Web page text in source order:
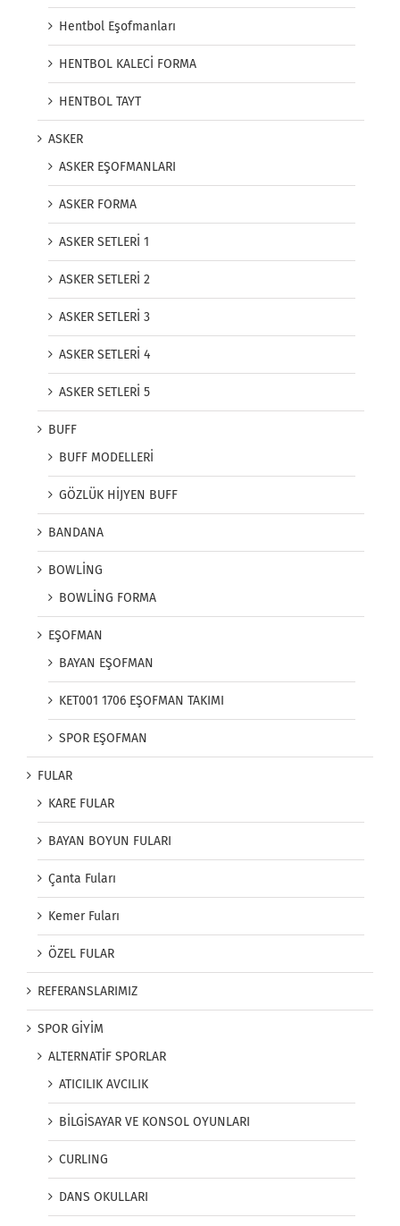
Hentbol Eşofmanları
HENTBOL KALECİ FORMA
HENTBOL TAYT
ASKER
ASKER EŞOFMANLARI
ASKER FORMA
ASKER SETLERİ 1
ASKER SETLERİ 2
ASKER SETLERİ 3
ASKER SETLERİ 4
ASKER SETLERİ 5
BUFF
BUFF MODELLERİ
GÖZLÜK HİJYEN BUFF
BANDANA
BOWLİNG
BOWLİNG FORMA
EŞOFMAN
BAYAN EŞOFMAN
KET001 1706 EŞOFMAN TAKIMI
SPOR EŞOFMAN
FULAR
KARE FULAR
BAYAN BOYUN FULARI
Çanta Fuları
Kemer Fuları
ÖZEL FULAR
REFERANSLARIMIZ
SPOR GİYİM
ALTERNATİF SPORLAR
ATICILIK AVCILIK
BİLGİSAYAR VE KONSOL OYUNLARI
CURLING
DANS OKULLARI